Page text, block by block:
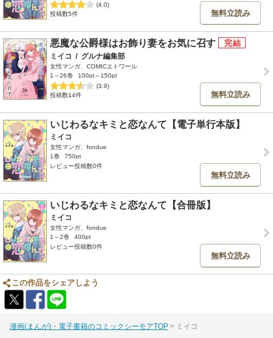
(4.0)
投稿数5件
無料立読み
悪魔な公爵様はお飾り妻をお気に召す
ミイコ / グルナ編集部
女性マンガ、COMICエトワール
1～26巻
100pt～150pt
(3.9)
投稿数14件
無料立読み
いじわるなキミと恋なんて【電子単行本版】
ミイコ
女性マンガ、fondue
1巻
750pt
レビュー投稿数0件
無料立読み
いじわるなキミと恋なんて【合冊版】
ミイコ
女性マンガ、fondue
1～2巻
400pt
レビュー投稿数0件
無料立読み
この作品をシェアしよう
漫画(まんが)・電子書籍のコミックシーモアTOP ミイコ